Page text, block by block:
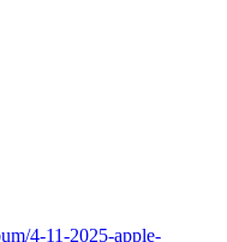
4-11-2025-apple-